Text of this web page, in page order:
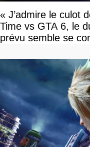
« J’admire le culot
Time vs GTA 6, le
prévu semble se